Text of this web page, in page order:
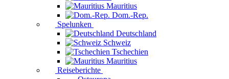
Mauritius
Dom.-Rep.
Spelunken
Deutschland
Schweiz
Tschechien
Mauritius
Reiseberichte